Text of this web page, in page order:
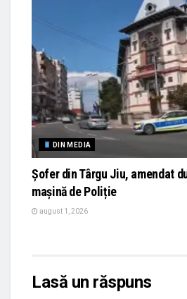
DIN MEDIA
Șofer din Târgu Jiu, amendat
mașină de Poliție
august 1, 2026
Lasă un răspuns